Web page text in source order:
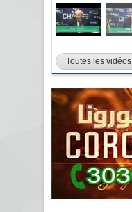
Toutes les vidéos